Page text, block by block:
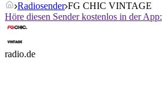
Radiosender FG CHIC VINTAGE
Höre diesen Sender kostenlos in der App:
radio.de